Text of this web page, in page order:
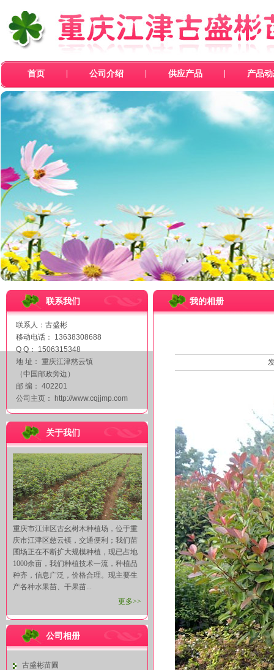
首页 公司介绍 供应产品 产品
联系我们
联系人：古盛彬
移动电话： 13638308688
Q Q： 1506315348
地 址： 重庆江津慈云镇
（中国邮政旁边）
邮 编： 402201
公司主页： http://www.cqjjmp.com
关于我们
重庆市江津区古幺树木种植场，位于重
庆市江津区慈云镇，交通便利；我们苗
圃场正在不断扩大规模种植，现已占地
1000余亩，我们种植技术一流，种植品
种齐，信息广泛，价格合理。现主要生
产各种水果苗、干果苗...
更多>>
公司相册
古盛彬苗圃
我的相册